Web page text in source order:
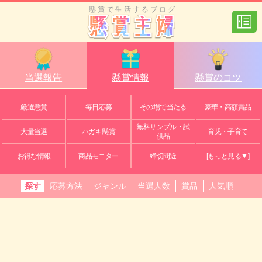
懸賞で生活するブログ
当選報告 懸賞情報 懸賞のコツ
厳選懸賞 毎日応募 その場で当たる 豪華・高額賞品
大量当選 ハガキ懸賞
無料サンプル・試
供品
育児・子育て
お得な情報 商品モニター 締切間近 [もっと見る▼]
探す 応募方法 ジャンル 当選人数 賞品 人気順